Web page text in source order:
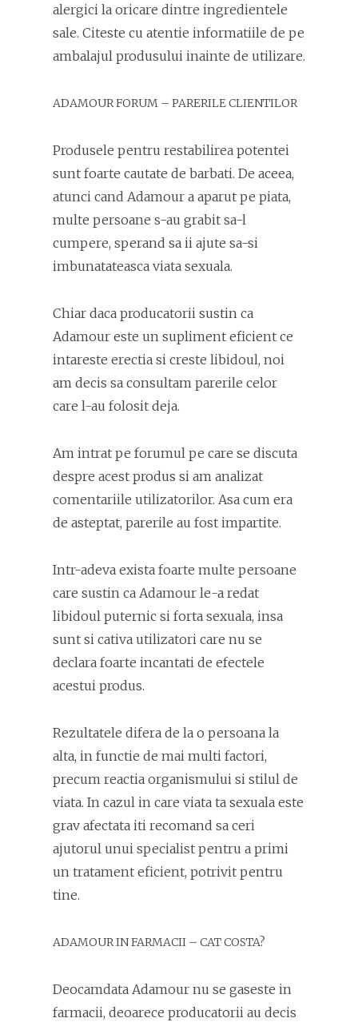
alergici la oricare dintre ingredientele
sale. Citeste cu atentie informatiile de pe
ambalajul produsului inainte de utilizare.
ADAMOUR FORUM – PARERILE CLIENTILOR
Produsele pentru restabilirea potentei
sunt foarte cautate de barbati. De aceea,
atunci cand Adamour a aparut pe piata,
multe persoane s-au grabit sa-l
cumpere, sperand sa ii ajute sa-si
imbunatateasca viata sexuala.
Chiar daca producatorii sustin ca
Adamour este un supliment eficient ce
intareste erectia si creste libidoul, noi
am decis sa consultam parerile celor
care l-au folosit deja.
Am intrat pe forumul pe care se discuta
despre acest produs si am analizat
comentariile utilizatorilor. Asa cum era
de asteptat, parerile au fost impartite.
Intr-adeva exista foarte multe persoane
care sustin ca Adamour le-a redat
libidoul puternic si forta sexuala, insa
sunt si cativa utilizatori care nu se
declara foarte incantati de efectele
acestui produs.
Rezultatele difera de la o persoana la
alta, in functie de mai multi factori,
precum reactia organismului si stilul de
viata. In cazul in care viata ta sexuala este
grav afectata iti recomand sa ceri
ajutorul unui specialist pentru a primi
un tratament eficient, potrivit pentru
tine.
ADAMOUR IN FARMACII – CAT COSTA?
Deocamdata Adamour nu se gaseste in
farmacii, deoarece producatorii au decis